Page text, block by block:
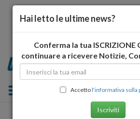
Toggle navigation
Hai letto le ultime news?
Conferma la tua ISCRIZIONE
continuare a ricevere Notizie,
Accettol'informativa sulla
Iscriviti